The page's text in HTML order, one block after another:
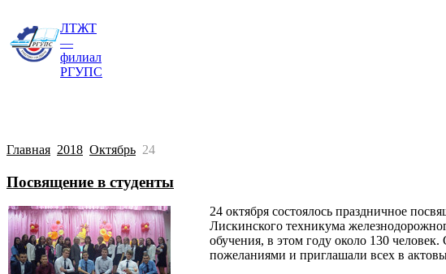
ЛТЖТ
—
филиал
РГУПС
Главная 2018 Октябрь 24
Посвящение в студенты
24 октября состоялось праздничное
Лискинского техникума
обучения, в этом году около 130
пожеланиями и приглашали всех в